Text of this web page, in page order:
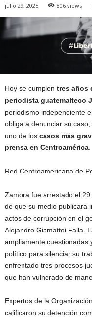
julio 29, 2025 806 views
Hoy se cumplen tres años
periodista guatemalteco
periodismo independiente
obliga a denunciar su
uno de los casos más
prensa en Centroamérica
Red Centroamericana de
Zamora fue arrestado el
de que su medio publicara
actos de corrupción en el
Alejandro Giamattei Falla.
ampliamente cuestionadas
político para silenciar su
enfrentado tres procesos
que han vulnerado de
Expertos de la
calificaron su detención